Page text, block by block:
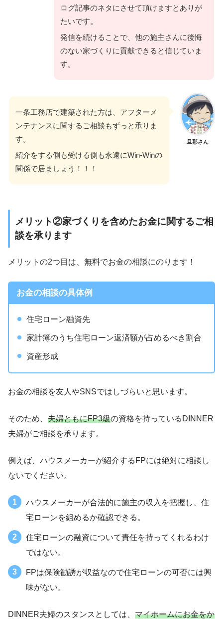
ログ記事のネタにさせて頂けますとありが
たいです。
発信を続けることで、他の施主さんに後悔
のない家づくりに貢献できると信じていま
す。
旦那さん
一条工務店で建築された方は、アフターメ
ンテナンスに関するご相談もずっと承りま
す。
紹介をする側も受ける側も永遠にWin-Winの
関係で居ましょう！！！
メリット②家づくりを含めたお金に関するご相
談を承ります
メリットの2つ目は、無料でお金の相談にのります！
お金の相談の具体例
住宅ローン融資先
家計簿のうち住宅ローン返済額が占めるべき割合
資産形成
お金の相談を友人やSNSではしづらいと思います。
そのため、 夫婦ともにFP3級の資格を持っているDINNER
夫婦がご相談を承ります。
例えば、ハウスメーカーが紹介するFPには絶対に相談し
ないでください。
ハウスメーカーが合法的に施主の収入を把握し、住
宅ローンを組めるか確認できる。
住宅ローンの融資について責任を持ってくれるわけ
ではない。
FPは保険勧誘が収益なので住宅ローンの可否には興
味がない。
DINNER夫婦のスタンスとしては、 マイホームにお金をか